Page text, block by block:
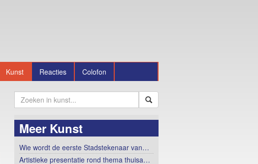
Kunst Reacties Colofon
Meer Kunst
Wie wordt de eerste Stadstekenaar van…
Artistieke presentatie rond thema thuisa…